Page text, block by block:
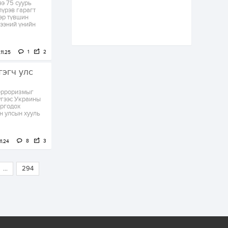
75 суурь
гарагт
түвшин
үнийн
1 2
улс
Украины
улсын хууль
8 3
...
294